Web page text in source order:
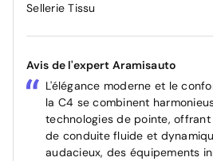
Sellerie Tissu
Avis de l'expert Aramisauto
L'élégance moderne et le
la C4 se combinent
technologies de pointe,
de conduite fluide et
audacieux, des équipements